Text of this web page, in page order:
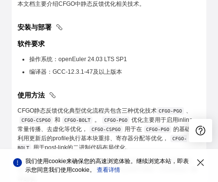
本文档主要介绍CFGO中静态反馈优化相关技术。
安装与部署
软件要求
操作系统：openEuler 24.03 LTS SP1
编译器：GCC-12.3.1-47及以上版本
使用方法
CFGO静态反馈优化典型优化流程共包含三种优化技术 CFGO-PGO 、
CFGO-CSPGO 和 CFGO-BOLT 。 CFGO-PGO
优化主要用于启用inline、
常量传播、去虚化等优化，
CFGO-CSPGO 用于在 CFGO-PGO
的基础上
利用更新后的profile执行基本块重排、寄存器分配等优化，
CFGO-
BOLT
用于post-link的二进制代码布局优化。
为了进一步提升优化效果，建议CFGO系列优化与链接时优化搭配使
用，即在 CFGO-PGO 、 CFGO-CSPGO 优化过程中增加
我们使用cookie来确保您的高速浏览体验。继续浏览本站，即表
示您同意我们使用cookie。 查看详情